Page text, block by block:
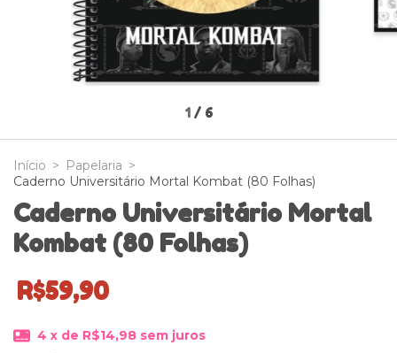
1/ 6
Início > Papelaria >
Caderno Universitário Mortal Kombat (80 Folhas)
Caderno Universitário Mortal
Kombat (80 Folhas)
R$59,90
4 x de R$14,98 sem juros